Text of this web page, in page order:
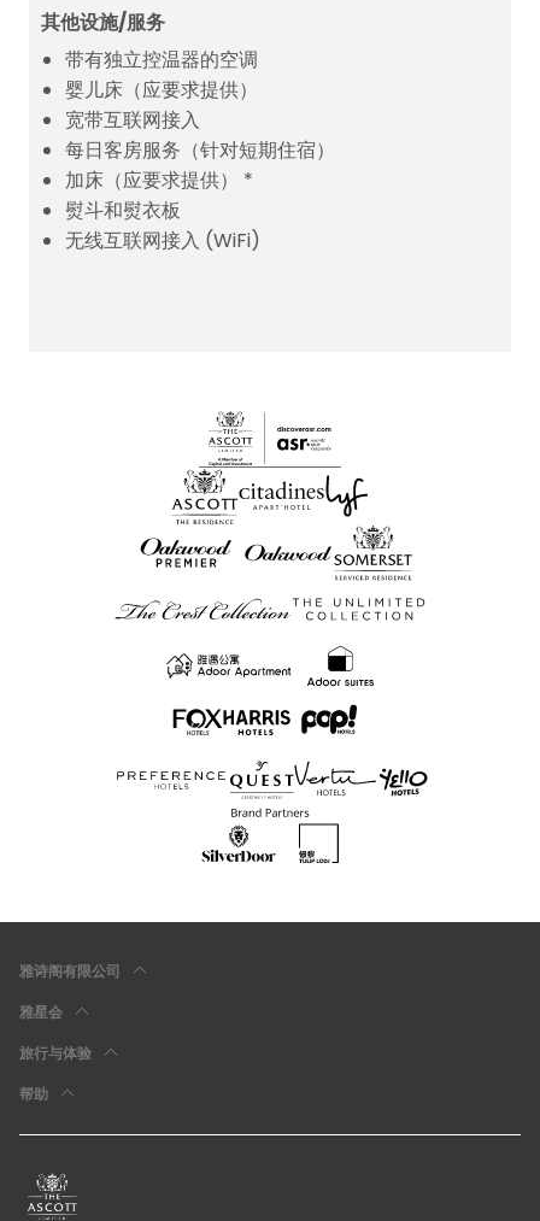
其他设施/服务
带有独立控温器的空调
婴儿床（应要求提供）
宽带互联网接入
每日客房服务（针对短期住宿）
加床（应要求提供） *
熨斗和熨衣板
无线互联网接入 (WiFi)
雅诗阁有限公司
雅星会
旅行与体验
帮助